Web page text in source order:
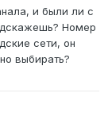
и были ли с
Номер
сети, он
выбирать?